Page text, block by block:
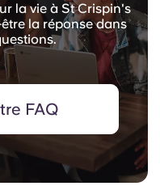
la vie à St Crispin's
la réponse dans
FAQ